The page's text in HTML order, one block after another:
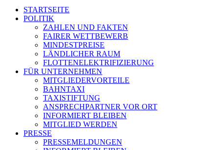
STARTSEITE
POLITIK
ZAHLEN UND FAKTEN
FAIRER WETTBEWERB
MINDESTPREISE
LÄNDLICHER RAUM
FLOTTENELEKTRIFIZIERUNG
FÜR UNTERNEHMEN
MITGLIEDERVORTEILE
BAHNTAXI
TAXISTIFTUNG
ANSPRECHPARTNER VOR ORT
INFORMIERT BLEIBEN
MITGLIED WERDEN
PRESSE
PRESSEMELDUNGEN